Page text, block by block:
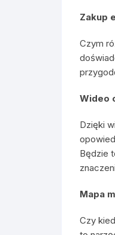
Zakup
Czym
Wideo
Dzięki
Będzie
Mapa
Czy